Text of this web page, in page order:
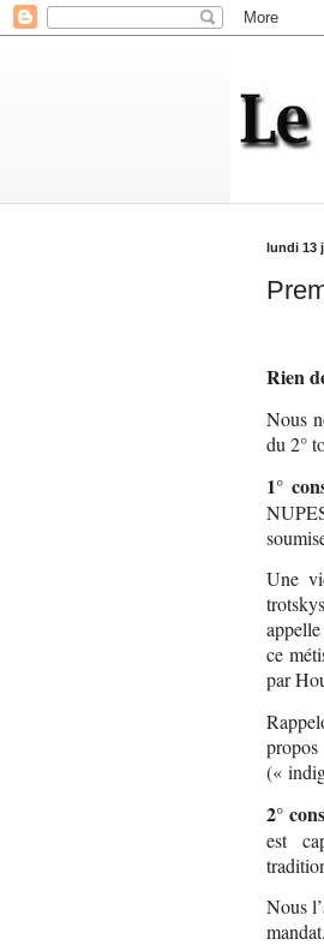
lundi 13
Rien
Nous
du 2°
1°
Une
ce
par
(«
2°
est
Nous